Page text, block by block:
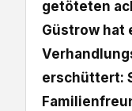
getöteten
Güstrow hat
erschüttert: